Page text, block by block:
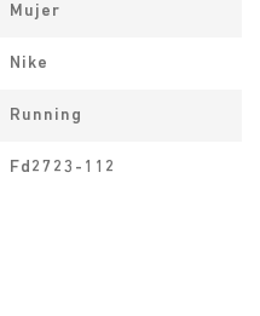
Mujer
Nike
Running
Fd2723-112